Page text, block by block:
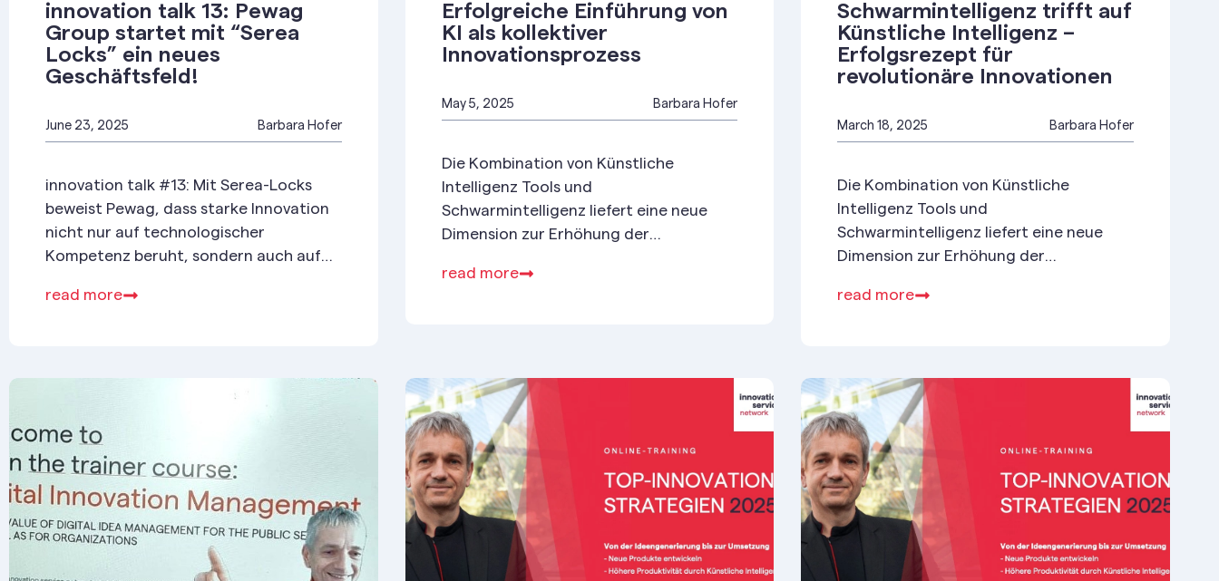
innovation talk 13: Pewag
Group startet mit “Serea
Locks” ein neues
Geschäftsfeld!
June 23, 2025 Barbara Hofer
innovation talk #13: Mit Serea-Locks
beweist Pewag, dass starke Innovation
nicht nur auf technologischer
Kompetenz beruht, sondern auch auf
read more
Erfolgreiche Einführung von
KI als kollektiver
Innovationsprozess
May 5, 2025 Barbara Hofer
Die Kombination von Künstliche
Intelligenz Tools und
Schwarmintelligenz liefert eine neue
Dimension zur Erhöhung der
read more
Schwarmintelligenz trifft auf
Künstliche Intelligenz –
Erfolgsrezept für
revolutionäre Innovationen
March 18, 2025 Barbara Hofer
Die Kombination von Künstliche
Intelligenz Tools und
Schwarmintelligenz liefert eine neue
Dimension zur Erhöhung der
read more